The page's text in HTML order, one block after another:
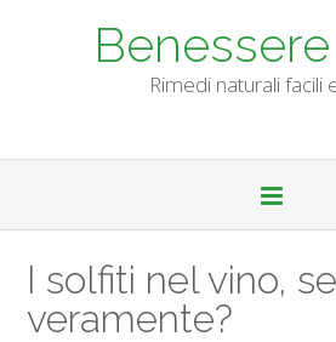
Rimedi naturali facili
I solfiti nel vino,
veramente?